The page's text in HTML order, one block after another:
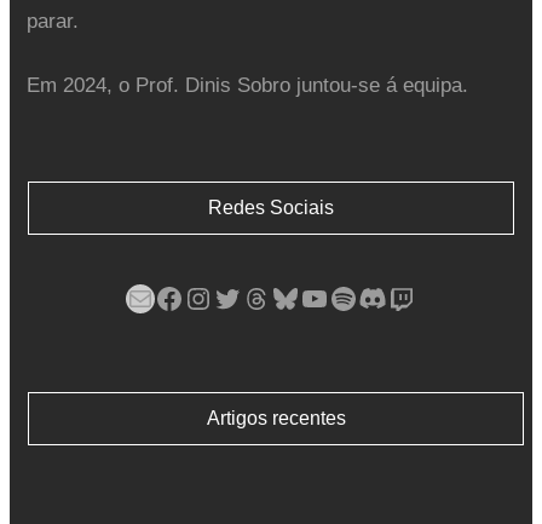
parar.
Em 2024, o Prof. Dinis Sobro juntou-se á equipa.
Redes Sociais
Mail Facebook Instagram Twitter Threads Bluesky YouTube Spotify Discord Twitch
Artigos recentes